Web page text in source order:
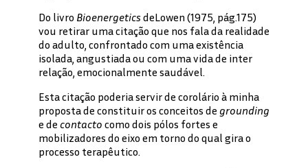
Do livro BioenergeticsdeLowen (1975, pág.175)
vou retirar uma citação que nos fala da realidade
do adulto, confrontado com uma existência
isolada, angustiada ou com uma vida de inter
relação, emocionalmente saudável.
Esta citação poderia servir de corolário à minha
proposta de constituir os conceitos de grounding
e de contacto como dois pólos fortes e
mobilizadores do eixo em torno do qual gira o
processo terapêutico.